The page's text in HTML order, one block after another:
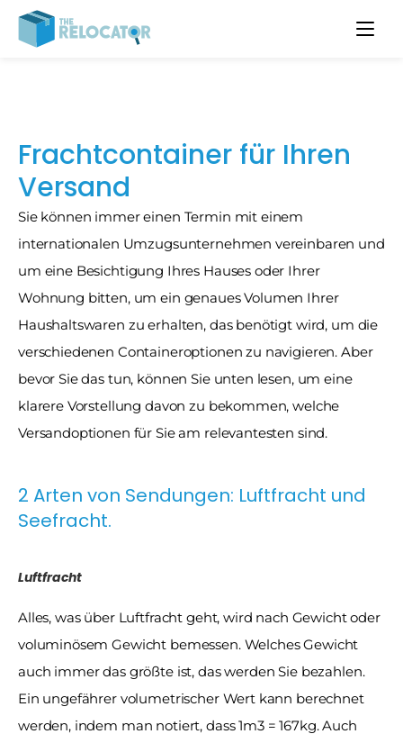
Frachtcontainer für Ihren
Versand
Sie können immer einen Termin mit einem
internationalen Umzugsunternehmen vereinbaren und
um eine Besichtigung Ihres Hauses oder Ihrer
Wohnung bitten, um ein genaues Volumen Ihrer
Haushaltswaren zu erhalten, das benötigt wird, um die
verschiedenen Containeroptionen zu navigieren. Aber
bevor Sie das tun, können Sie unten lesen, um eine
klarere Vorstellung davon zu bekommen, welche
Versandoptionen für Sie am relevantesten sind.
2 Arten von Sendungen: Luftfracht und
Seefracht.
Luftfracht
Alles, was über Luftfracht geht, wird nach Gewicht oder
voluminösem Gewicht bemessen. Welches Gewicht
auch immer das größte ist, das werden Sie bezahlen.
Ein ungefährer volumetrischer Wert kann berechnet
werden, indem man notiert, dass 1m3 = 167kg. Auch